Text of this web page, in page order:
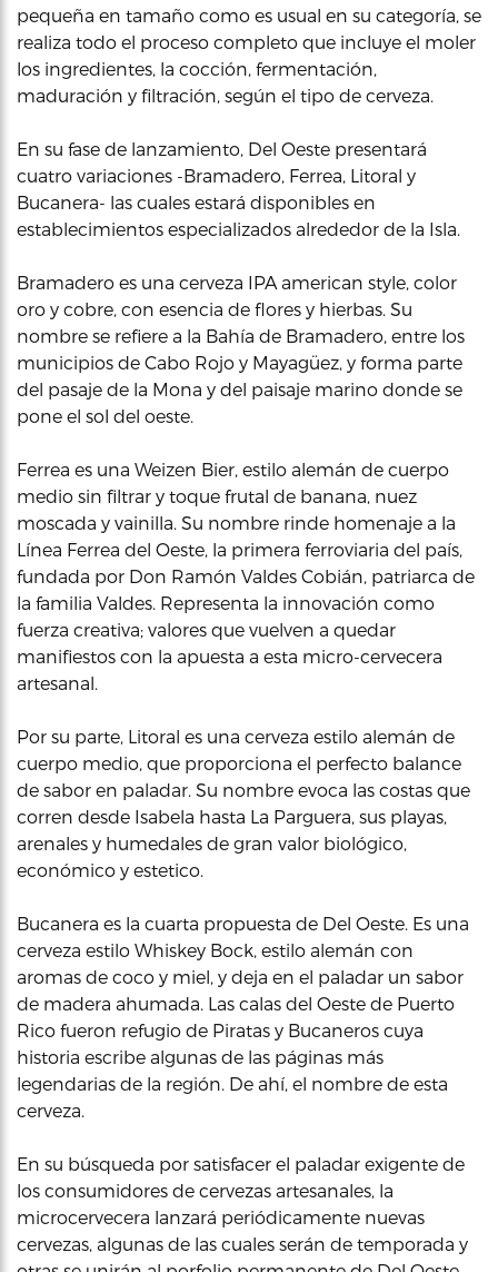
pequeña en tamaño como es usual en su categoría, se
realiza todo el proceso completo que incluye el moler
los ingredientes, la cocción, fermentación,
maduración y filtración, según el tipo de cerveza.
En su fase de lanzamiento, Del Oeste presentará
cuatro variaciones -Bramadero, Ferrea, Litoral y
Bucanera- las cuales estará disponibles en
establecimientos especializados alrededor de la Isla.
Bramadero es una cerveza IPA american style, color
oro y cobre, con esencia de flores y hierbas. Su
nombre se refiere a la Bahía de Bramadero, entre los
municipios de Cabo Rojo y Mayagüez, y forma parte
del pasaje de la Mona y del paisaje marino donde se
pone el sol del oeste.
Ferrea es una Weizen Bier, estilo alemán de cuerpo
medio sin filtrar y toque frutal de banana, nuez
moscada y vainilla. Su nombre rinde homenaje a la
Línea Ferrea del Oeste, la primera ferroviaria del país,
fundada por Don Ramón Valdes Cobián, patriarca de
la familia Valdes. Representa la innovación como
fuerza creativa; valores que vuelven a quedar
manifiestos con la apuesta a esta micro-cervecera
artesanal.
Por su parte, Litoral es una cerveza estilo alemán de
cuerpo medio, que proporciona el perfecto balance
de sabor en paladar. Su nombre evoca las costas que
corren desde Isabela hasta La Parguera, sus playas,
arenales y humedales de gran valor biológico,
económico y estetico.
Bucanera es la cuarta propuesta de Del Oeste. Es una
cerveza estilo Whiskey Bock, estilo alemán con
aromas de coco y miel, y deja en el paladar un sabor
de madera ahumada. Las calas del Oeste de Puerto
Rico fueron refugio de Piratas y Bucaneros cuya
historia escribe algunas de las páginas más
legendarias de la región. De ahí, el nombre de esta
cerveza.
En su búsqueda por satisfacer el paladar exigente de
los consumidores de cervezas artesanales, la
microcervecera lanzará periódicamente nuevas
cervezas, algunas de las cuales serán de temporada y